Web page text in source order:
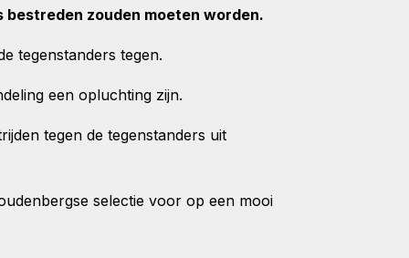
bestreden zouden moeten worden.
tegenstanders tegen.
een opluchting zijn.
tegen de tegenstanders uit
selectie voor op een mooi